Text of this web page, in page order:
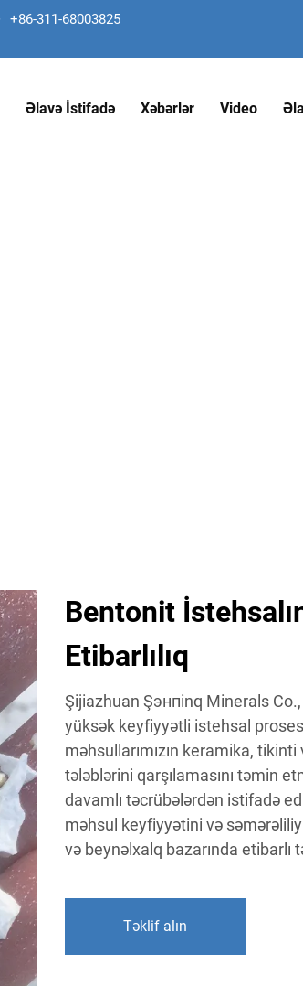
+86-311-68003825
Əlavə İstifadə Xəbərlər Video
Bentonit
Etibarlılıq
Şijiazhuan Şэнпinq Minerals
yüksək keyfiyyətli istehsal
məhsullarımızın keramika,
tələblərini qarşılamasını təmin
davamlı təcrübələrdən istifadə
məhsul keyfiyyətini və
və beynəlxalq bazarında etibarlı
Təklif alın